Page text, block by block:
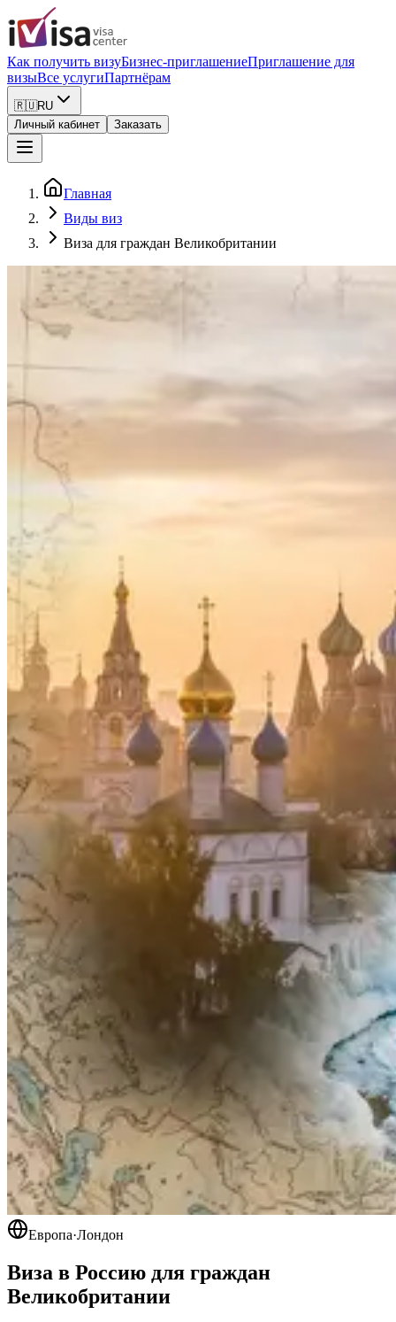
Как получить визуБизнес-приглашениеПриглашение для
визыВсе услугиПартнёрам
🇷🇺RU
Личный кабинет
Заказать
Главная
Виды виз
Виза для граждан Великобритании
Европа·Лондон
Виза в Россию для граждан
Великобритании